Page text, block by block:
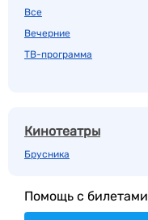
Все
Вечерние
ТВ-программа
Кинотеатры
Брусника
Помощь с билетами